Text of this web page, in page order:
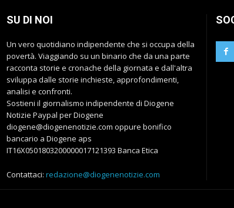
SU DI NOI
Un vero quotidiano indipendente che si occupa della
povertà. Viaggiando su un binario che da una parte
racconta storie e cronache della giornata e dall'altra
sviluppa dalle storie inchieste, approfondimenti,
analisi e confronti.
Sostieni il giornalismo indipendente di Diogene
Notizie Paypal per Diogene
diogene@diogenenotizie.com oppure bonifico
bancario a Diogene aps
IT16X0501803200000017121393 Banca Etica
Contattaci: redazione@diogenenotizie.com